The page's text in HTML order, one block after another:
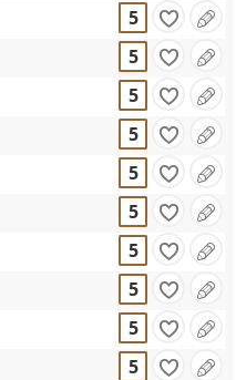
5
5
5
5
5
5
5
5
5
5